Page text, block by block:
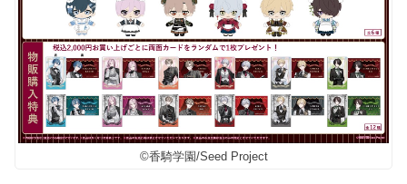
©香騎学園/Seed Project